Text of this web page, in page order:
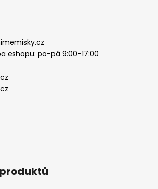
eshopu: po-pá 9:00-17:00